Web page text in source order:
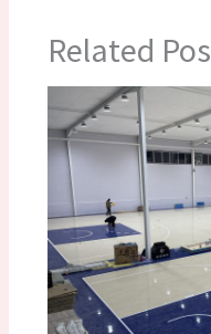
Related